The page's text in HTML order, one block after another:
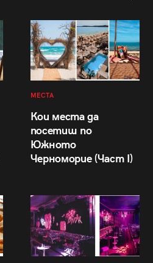
МЕСТА
Кои места да
посетиш по
Южното
Черноморие (Част I)